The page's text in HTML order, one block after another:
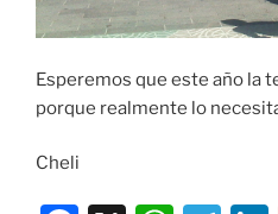
Esperemos que este año la
porque realmente lo
Cheli